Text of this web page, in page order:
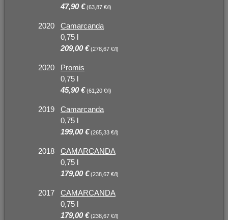
47,90 €(63,87 €/l)
2020
Camarcanda
0,75 l
209,00 €(278,67 €/l)
2020
Promis
0,75 l
45,90 €(61,20 €/l)
2019
Camarcanda
0,75 l
199,00 €(265,33 €/l)
2018
CAMARCANDA
0,75 l
179,00 €(238,67 €/l)
2017
CAMARCANDA
0,75 l
179,00 €(238,67 €/l)